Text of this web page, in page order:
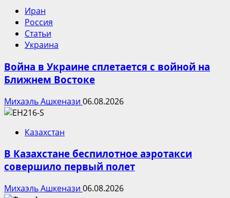
Иран
Россия
Статьи
Украина
Война в Украине сплетается с войной на
Ближнем Востоке
Михаэль Ашкенази 06.08.2026
Казахстан
В Казахстане беспилотное аэротакси
совершило первый полет
Михаэль Ашкенази 06.08.2026